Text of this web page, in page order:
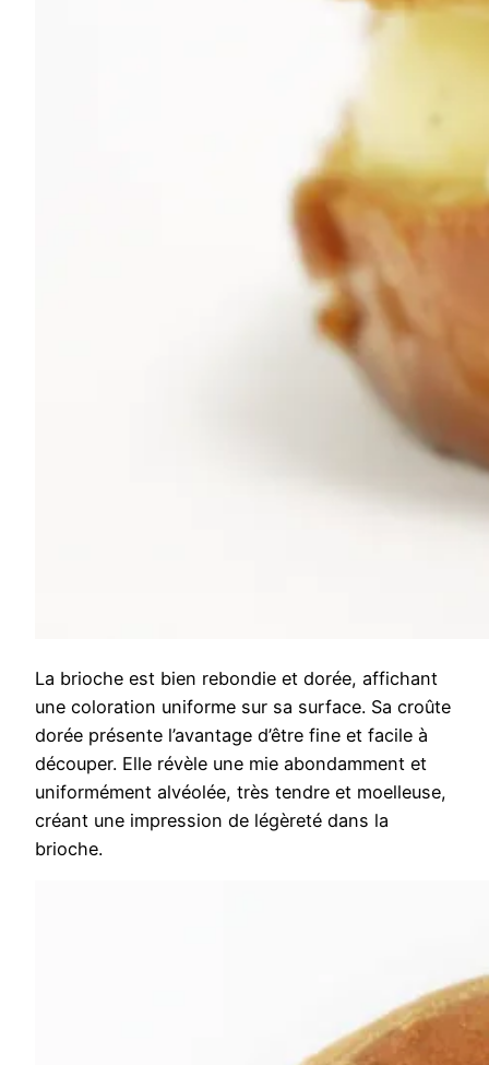
La brioche est bien rebondie et dorée, affichant
une coloration uniforme sur sa surface. Sa croûte
dorée présente l’avantage d’être fine et facile à
découper. Elle révèle une mie abondamment et
uniformément alvéolée, très tendre et moelleuse,
créant une impression de légèreté dans la
brioche.